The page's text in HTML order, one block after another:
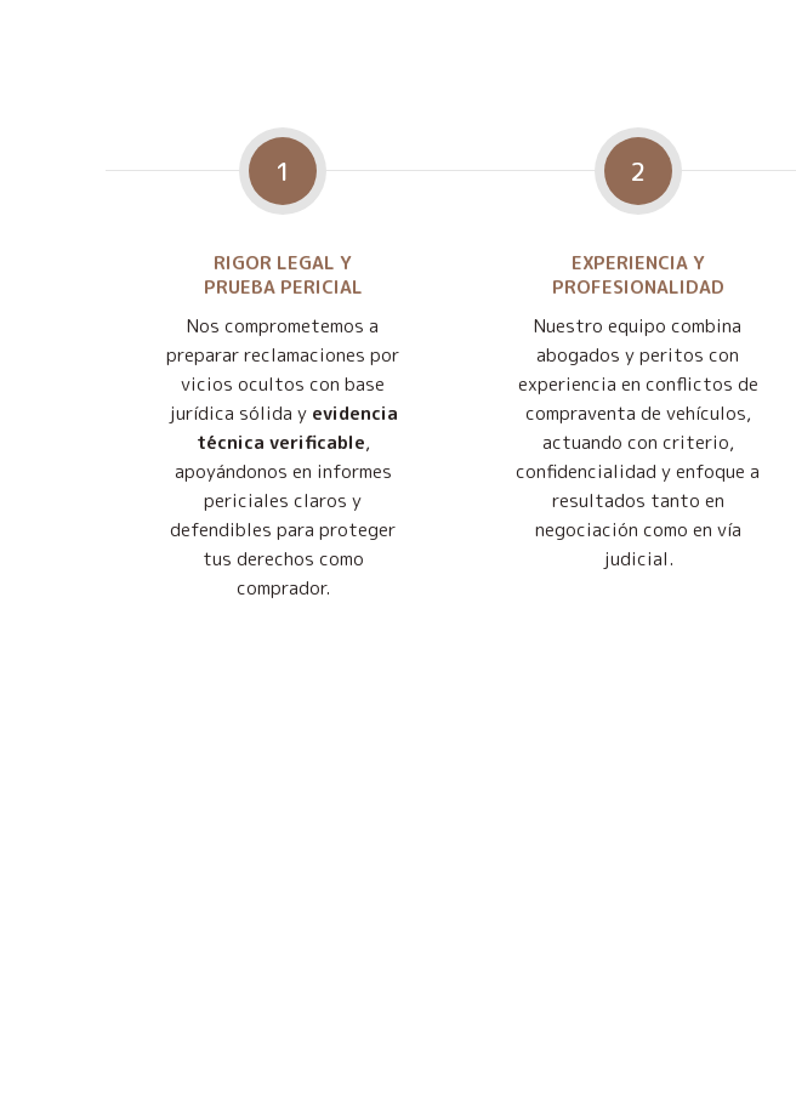
1
RIGOR LEGAL Y
PRUEBA PERICIAL
Nos comprometemos a
preparar reclamaciones por
vicios ocultos con base
jurídica sólida y evidencia
técnica verificable,
apoyándonos en informes
periciales claros y
defendibles para proteger
tus derechos como
comprador.
2
EXPERIENCIA Y
PROFESIONALIDAD
Nuestro equipo combina
abogados y peritos con
experiencia en conflictos de
compraventa de vehículos,
actuando con criterio,
confidencialidad y enfoque a
resultados tanto en
negociación como en vía
judicial.